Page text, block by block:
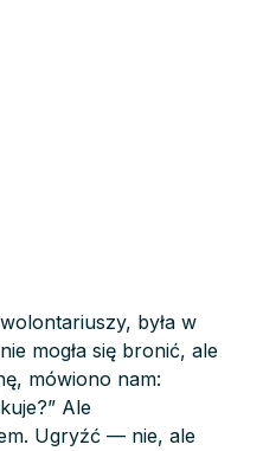
była w
mogła się bronić, ale
mówiono nam:
Ale
Ugryźć — nie, ale